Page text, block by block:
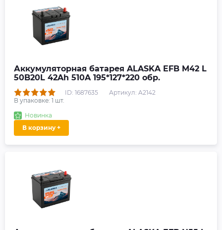
Аккумуляторная батарея ALASKA EFB M42 L
50B20L 42Ah 510A 195*127*220 обр.
ID: 1687635
Артикул: A2142
В упаковке: 1 шт.
Новинка
В корзину +